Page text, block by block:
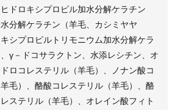
ドロキシプロピル加水分解ケラチン
水分解ケラチン（羊毛、カシミヤヤ
シプロピルトリモニウム加水分解ケラ
γ－ドコサラクトン、水添レシチン、オ
ロコレステリル（羊毛）、ノナン酸コ
毛）、酪酸コレステリル（羊毛）、酪
ステリル（羊毛）、オレイン酸フィト